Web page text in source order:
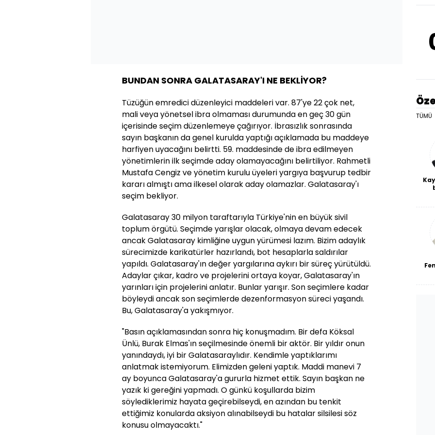
BUNDAN SONRA GALATASARAY'I NE BEKLİYOR?
Tüzüğün emredici düzenleyici maddeleri var. 87'ye 22 çok net,
mali veya yönetsel ibra olmaması durumunda en geç 30 gün
içerisinde seçim düzenlemeye çağırıyor. İbrasızlık sonrasında
sayın başkanın da genel kurulda yaptığı açıklamada bu maddeye
harfiyen uyacağını belirtti. 59. maddesinde de ibra edilmeyen
yönetimlerin ilk seçimde aday olamayacağını belirtiliyor. Rahmetli
Mustafa Cengiz ve yönetim kurulu üyeleri yargıya başvurup tedbir
kararı almıştı ama ilkesel olarak aday olamazlar. Galatasaray'ı
seçim bekliyor.
Galatasaray 30 milyon taraftarıyla Türkiye'nin en büyük sivil
toplum örgütü. Seçimde yarışlar olacak, olmaya devam edecek
ancak Galatasaray kimliğine uygun yürümesi lazım. Bizim adaylık
sürecimizde karikatürler hazırlandı, bot hesaplarla saldırılar
yapıldı. Galatasaray'ın değer yargılarına aykırı bir süreç yürütüldü.
Adaylar çıkar, kadro ve projelerini ortaya koyar, Galatasaray'ın
yarınları için projelerini anlatır. Bunlar yarışır. Son seçimlere kadar
böyleydi ancak son seçimlerde dezenformasyon süreci yaşandı.
Bu, Galatasaray'a yakışmıyor.
"Basın açıklamasından sonra hiç konuşmadım. Bir defa Köksal
Ünlü, Burak Elmas'ın seçilmesinde önemli bir aktör. Bir yıldır onun
yanındaydı, iyi bir Galatasaraylıdır. Kendimle yaptıklarımı
anlatmak istemiyorum. Elimizden geleni yaptık. Maddi manevi 7
ay boyunca Galatasaray'a gururla hizmet ettik. Sayın başkan ne
yazık ki gereğini yapmadı. O günkü koşullarda bizim
söylediklerimiz hayata geçirebilseydi, en azından bu tenkit
ettiğimiz konularda aksiyon alınabilseydi bu hatalar silsilesi söz
konusu olmayacaktı."
TÜMÜ